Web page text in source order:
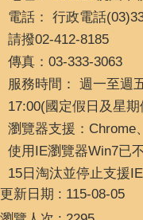
電話： 行政電話
請撥02-412-8185
傳真：03-333-3063
服務時間： 週一至週
17:00(國定假日及星
瀏覽器支援：Chrome
使用IE瀏覽器Win7已
15日淘汰並停止支援IE
更新日期
115-08-05